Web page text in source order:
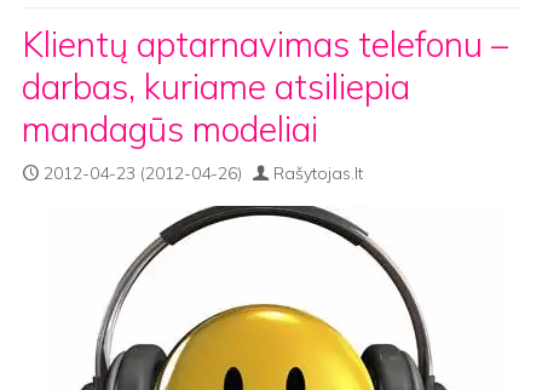
Klientų aptarnavimas telefonu –
darbas, kuriame atsiliepia
mandagūs modeliai
2012-04-23 (2012-04-26) Rašytojas.lt